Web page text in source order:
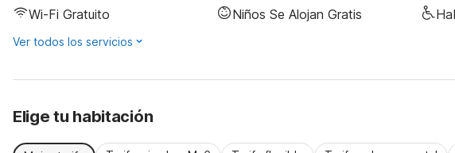
Wi-Fi Gratuito Niños Se Alojan Gratis
Ver todos los servicios
Elige tu habitación